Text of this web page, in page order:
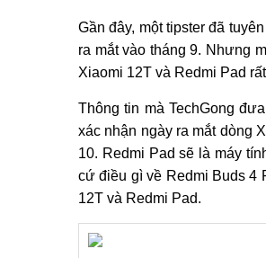
Gần đây, một tipster đã
ra mắt vào tháng 9. Nhưng
Xiaomi 12T và Redmi Pad
Thông tin mà TechGong
xác nhận ngày ra mắt dòng
10. Redmi Pad sẽ là máy
cứ điều gì về Redmi Buds 4
12T và Redmi Pad.